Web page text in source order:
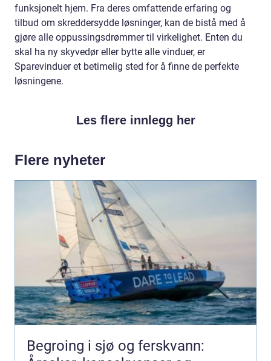
funksjonelt hjem. Fra deres omfattende erfaring og
tilbud om skreddersydde løsninger, kan de bistå med å
gjøre alle oppussingsdrømmer til virkelighet. Enten du
skal ha ny skyvedør eller bytte alle vinduer, er
Sparevinduer et betimelig sted for å finne de perfekte
løsningene.
Les flere innlegg her
Flere nyheter
Begroing i sjø og ferskvann: